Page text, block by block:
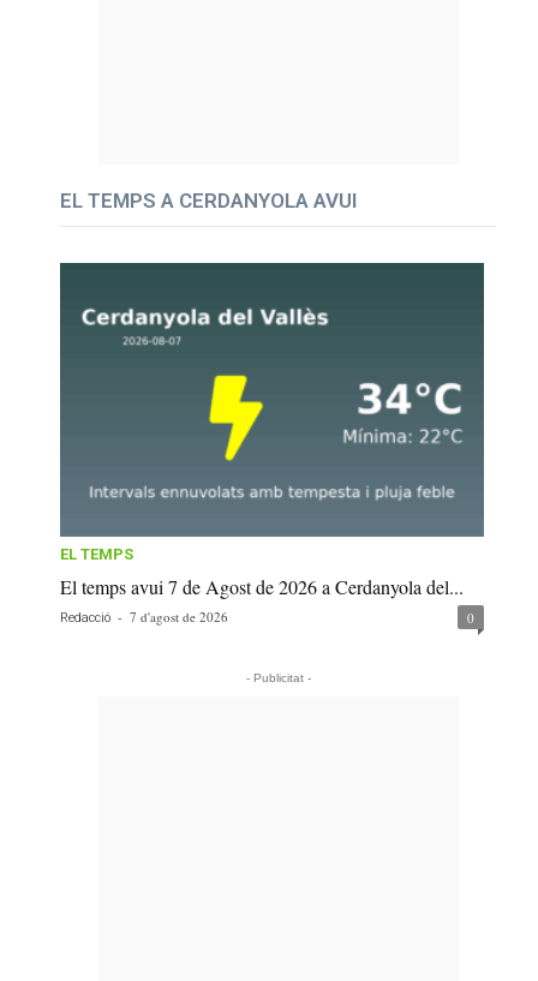
EL TEMPS A CERDANYOLA AVUI
EL TEMPS
El temps avui 7 de Agost de 2026 a Cerdanyola del...
Redacció - 7 d'agost de 2026 0
- Publicitat -